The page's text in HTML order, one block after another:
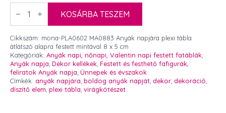
Anyák
napjára
átlátszó
alapra
festett
mintával
8
x
5
cm
KOSÁRBA TESZEM
Cikkszám: mona-PLA0602 MA0883 Anyák napjára plexi tábla
átlátszó alapra festett mintával 8 x 5 cm
Kategóriák: Anyák napi, nőnapi, Valentin napi festett fatáblák
Anyák napja Dekor kellékek Festett és festhető fafigurák,
feliratok Anyák napja Ünnepek és évszakok
Címkék: anyák napjára boldog anyák napját dekor dekoráció
díszítő elem plexi tábla virágkötészet